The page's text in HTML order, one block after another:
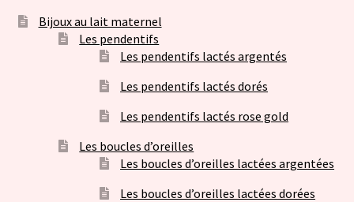
Bijoux au lait maternel
Les pendentifs
Les pendentifs lactés argentés
Les pendentifs lactés dorés
Les pendentifs lactés rose gold
Les boucles d’oreilles
Les boucles d’oreilles lactées argentées
Les boucles d’oreilles lactées dorées